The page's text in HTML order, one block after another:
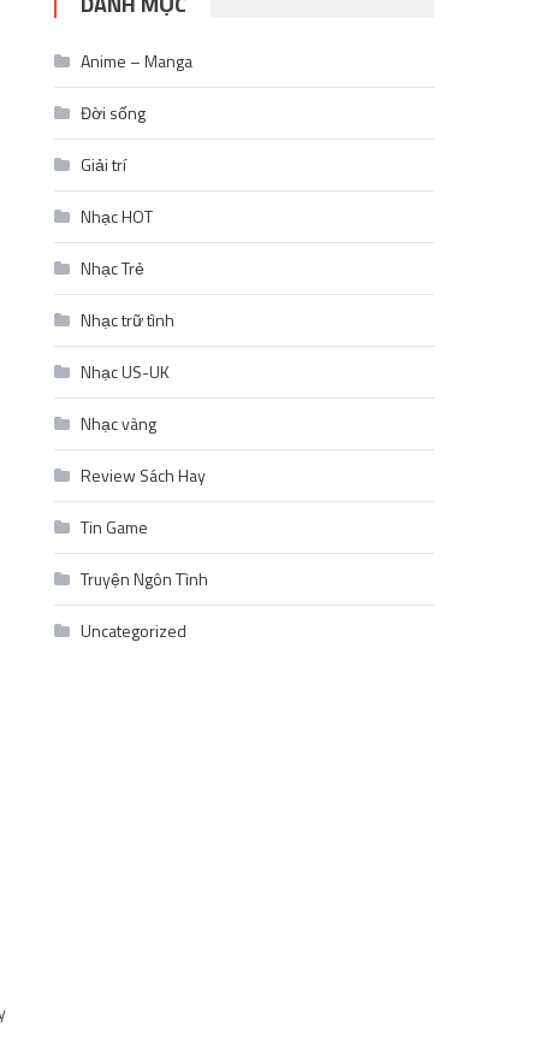
Anime – Manga
Đời sống
Giải trí
Nhạc HOT
Nhạc Trẻ
Nhạc trữ tình
Nhạc US-UK
Nhạc vàng
Review Sách Hay
Tin Game
Truyện Ngôn Tình
Uncategorized